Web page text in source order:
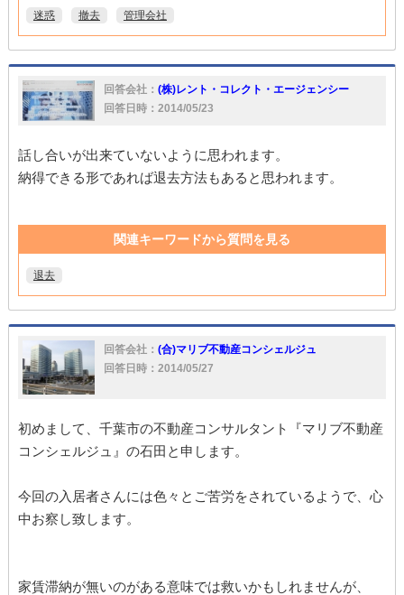
迷惑
撤去 管理会社
回答会社： (株)レント・コレクト・エージェンシー
回答日時：2014/05/23
話し合いが出来ていないように思われます。
納得できる形であれば退去方法もあると思われます。
関連キーワードから質問を見る
退去
回答会社： (合)マリブ不動産コンシェルジュ
回答日時：2014/05/27
初めまして、千葉市の不動産コンサルタント『マリブ不動産
コンシェルジュ』の石田と申します。
今回の入居者さんには色々とご苦労をされているようで、心
中お察し致します。
家賃滞納が無いのがある意味では救いかもしれませんが、